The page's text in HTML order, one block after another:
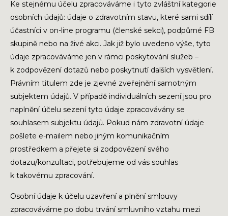
Ke stejnému účelu zpracováváme i tyto zvláštní kategorie
osobních údajů: údaje o zdravotním stavu, které sami sdílí
účastníci v on-line programu (členské sekci), podpůrné FB
skupině nebo na živé akci. Jak již bylo uvedeno výše, tyto
údaje zpracováváme jen v rámci poskytování služeb –
k zodpovězení dotazů nebo poskytnutí dalších vysvětlení.
Právním titulem zde je zjevné zveřejnění samotným
subjektem údajů. V případě individuálních sezení jsou pro
naplnění účelu sezení tyto údaje zpracovávány se
souhlasem subjektu údajů. Pokud nám zdravotní údaje
pošlete e-mailem nebo jiným komunikačním
prostředkem a přejete si zodpovězení svého
dotazu/konzultaci, potřebujeme od vás souhlas
k takovému zpracování.
Osobní údaje k účelu uzavření a plnění smlouvy
zpracováváme po dobu trvání smluvního vztahu mezi